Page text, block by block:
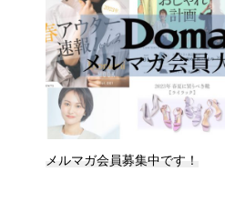
メルマガ会員募集中です！